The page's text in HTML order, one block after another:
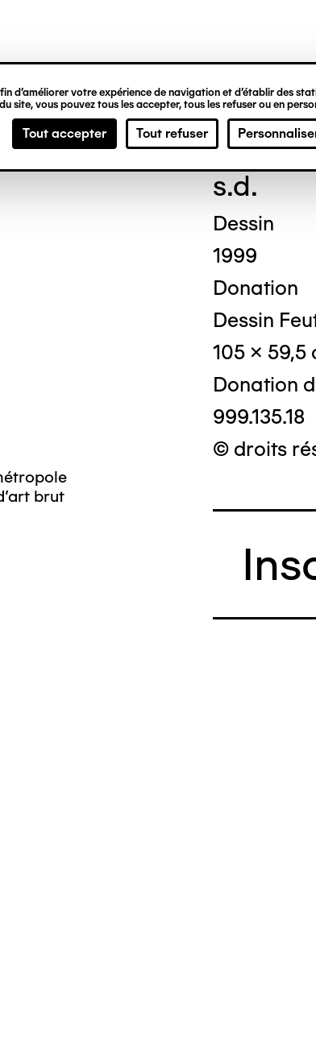
d’améliorer votre expérience de navigation et d’établir des
site, vous pouvez tous les accepter, tous les refuser ou en
Tout accepter Tout refuser
brut
s.d.
Dessin
1999
Donation
Dessin
105 x 59,5
Donation
999.135.18
© droits